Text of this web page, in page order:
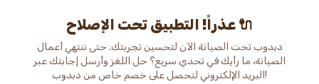
عذراً! التطبيق تحت الإصلاح 🔌
دبدوب تحت الصيانة الآن لتحسين تجربتك. حتى ننتهي أعمال
الصيانة، ما رأيك في تحدي سريع؟ حل اللغز وأرسل إجابتك عبر
البريد الإلكتروني لتحصل على خصم خاص من دبدوب!